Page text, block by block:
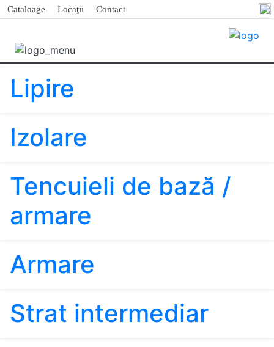
Cataloage Locaţii Contact
Lipire
Izolare
Tencuieli de bază /
armare
Armare
Strat intermediar